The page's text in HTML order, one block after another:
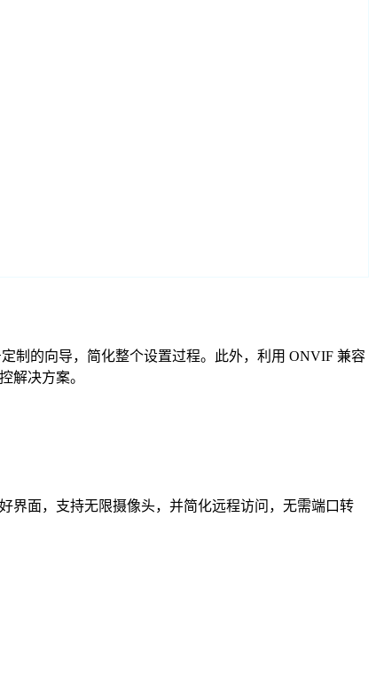
制的向导，简化整个设置过程。此外，利用 ONVIF 兼容
解决方案。
界面，支持无限摄像头，并简化远程访问，无需端口转